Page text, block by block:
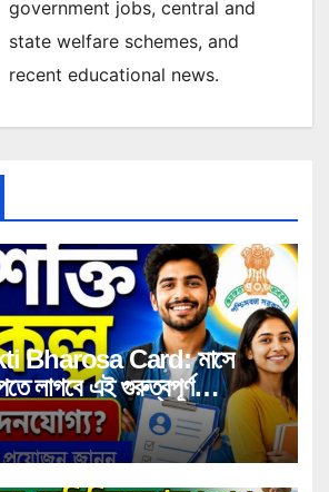
government jobs, central and
state welfare schemes, and
recent educational news.
Bharosa Card: মাসে
লাগবে এই গুরুত্বপূর্ণ
পাবেন সুবিধা, কী কী নথি লাগবে